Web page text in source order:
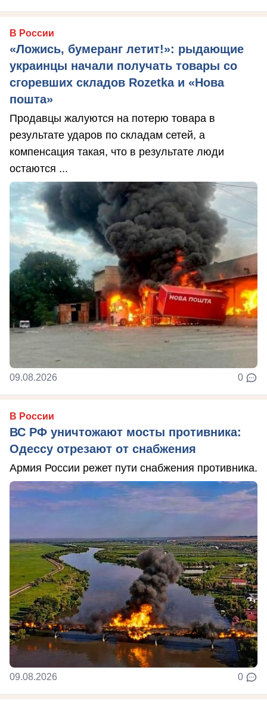
В России
«Ложись, бумеранг летит!»: рыдающие
украинцы начали получать товары со
сгоревших складов Rozetka и «Нова
пошта»
Продавцы жалуются на потерю товара в
результате ударов по складам сетей, а
компенсация такая, что в результате люди
остаются ...
09.08.2026 0
В России
ВС РФ уничтожают мосты противника:
Одессу отрезают от снабжения
Армия России режет пути снабжения противника.
09.08.2026 0